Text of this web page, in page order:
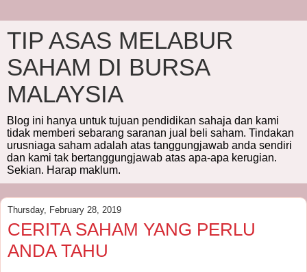
TIP ASAS MELABUR
SAHAM DI BURSA
MALAYSIA
Blog ini hanya untuk tujuan pendidikan sahaja dan kami
tidak memberi sebarang saranan jual beli saham. Tindakan
urusniaga saham adalah atas tanggungjawab anda sendiri
dan kami tak bertanggungjawab atas apa-apa kerugian.
Sekian. Harap maklum.
Thursday, February 28, 2019
CERITA SAHAM YANG PERLU
ANDA TAHU